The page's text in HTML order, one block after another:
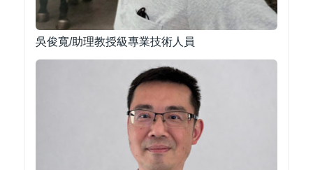
吳俊寬/助理教授級專業技術人員